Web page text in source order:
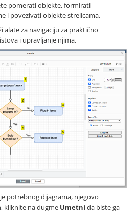
pomerati objekte, formirati
i povezivati objekte strelicama.
alate za navigaciju za praktično
i upravljanje njima.
potrebnog dijagrama, njegovo
kliknite na dugme Umetni da biste ga